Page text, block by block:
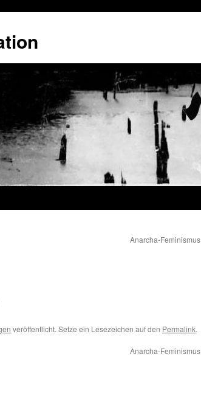
Anarcha-Feminismus
veröffentlicht. Setze ein Lesezeichen auf den Permalink.
Anarcha-Feminismus